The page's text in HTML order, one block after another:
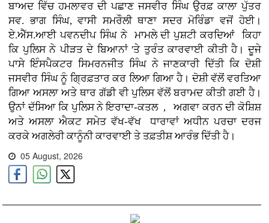
ਬਾਅਦ ਵਿੱਚ ਹਮਲਾਵਰ ਦੀ ਪਛਾਣ ਜਸਵੀਰ ਸਿੰਘ ਉਰਫ਼ ਕਾਲਾ ਪੁੱਤਰ
ਸਵ. ਭਾਗ ਸਿੰਘ, ਵਾਸੀ ਸਮਰੌਲੀ ਥਾਣਾ ਸਦਰ ਮੋਰਿੰਡਾ ਵਜੋਂ ਹੋਈ।
ਏ.ਐੱਸ.ਆਈ ਪਵਨਦੀਪ ਸਿੰਘ ਨੇ ਮਾਮਲੇ ਦੀ ਪੁਸ਼ਟੀ ਕਰਦਿਆਂ ਕਿਹਾ
ਕਿ ਪੁਲਿਸ ਨੇ ਪੀੜਤ ਦੇ ਬਿਆਨਾਂ 'ਤੇ ਤੁਰੰਤ ਕਾਰਵਾਈ ਕੀਤੀ ਹੈ। ਦੂਜੇ
ਪਾਸੇ ਇੰਸਪੈਕਟਰ ਸਿਮਰਨਜੀਤ ਸਿੰਘ ਨੇ ਜਾਣਕਾਰੀ ਦਿੱਤੀ ਕਿ ਦੋਸ਼ੀ
ਜਸਵੀਰ ਸਿੰਘ ਨੂੰ ਗ੍ਰਿਫ਼ਤਾਰ ਕਰ ਲਿਆ ਗਿਆ ਹੈ। ਦੋਸ਼ੀ ਵੱਲੋਂ ਵਰਤਿਆ
ਗਿਆ ਅਸਲਾ ਅਤੇ ਥਾਰ ਗੱਡੀ ਵੀ ਪੁਲਿਸ ਵੱਲੋਂ ਬਰਾਮਦ ਕੀਤੀ ਗਈ ਹੈ।
ਉਨਾਂ ਦੱਸਿਆ ਕਿ ਪੁਲਿਸ ਨੇ ਇਰਾਦਾ-ਕਤਲ , ਅਗਵਾ ਕਰਨ ਦੀ ਕੋਸ਼ਿਸ਼
ਅਤੇ ਅਸਲਾ ਐਕਟ ਸਮੇਤ ਵੱਖ-ਵੱਖ ਧਾਰਾਵਾਂ ਅਧੀਨ ਪਰਚਾ ਦਰਜ
ਕਰਕੇ ਅਗਲੇਰੀ ਕਾਨੂੰਨੀ ਕਾਰਵਾਈ ਤੇ ਤਫ਼ਤੀਸ਼ ਆਰੰਭ ਦਿੱਤੀ ਹੈ।
05 August, 2026